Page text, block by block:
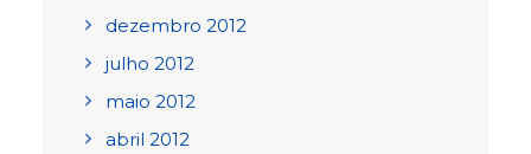
dezembro 2012
julho 2012
maio 2012
abril 2012